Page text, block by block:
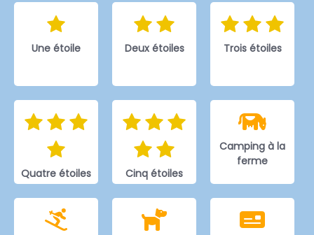
Une étoile Deux étoiles Trois étoiles
Quatre étoiles Cinq étoiles
Camping à la
ferme